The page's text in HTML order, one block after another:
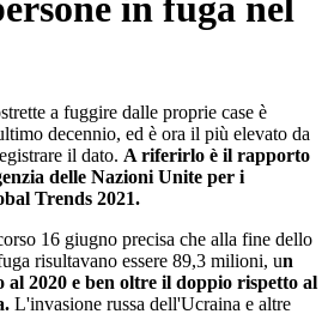
a fuggire dalle proprie case è
decennio, ed è ora il più elevato da
il dato. A riferirlo è il rapporto
delle Nazioni Unite per i
Trends 2021.
16 giugno precisa che alla fine dello
risultavano essere 89,3 milioni, un
2020 e ben oltre il doppio rispetto al
L'invasione russa dell'Ucraina e altre